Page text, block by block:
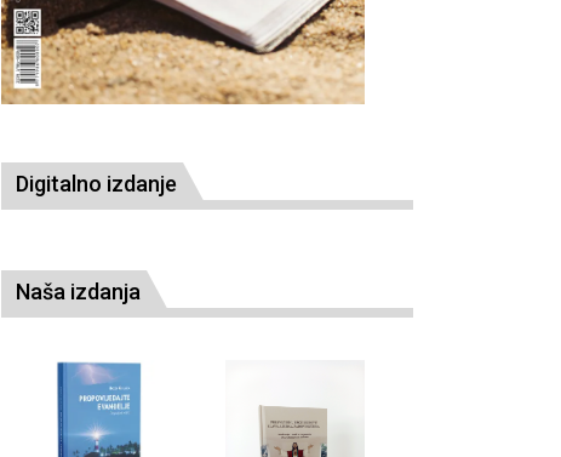
Digitalno izdanje
Naša izdanja